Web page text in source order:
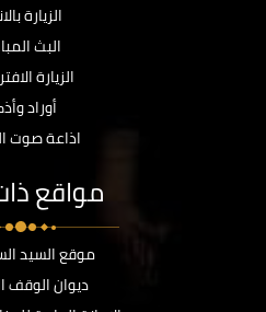
الزيارة
البث
الزيارة
أوراد
اذاعة صوت
مواقع
موقع السيد
ديوان